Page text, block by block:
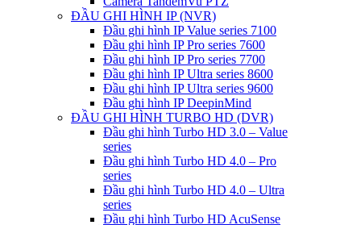
ĐẦU GHI HÌNH IP (NVR)
Đầu ghi hình IP Value series 7100
Đầu ghi hình IP Pro series 7600
Đầu ghi hình IP Pro series 7700
Đầu ghi hình IP Ultra series 8600
Đầu ghi hình IP Ultra series 9600
Đầu ghi hình IP DeepinMind
ĐẦU GHI HÌNH TURBO HD (DVR)
Đầu ghi hình Turbo HD 3.0 – Value
series
Đầu ghi hình Turbo HD 4.0 – Pro
series
Đầu ghi hình Turbo HD 4.0 – Ultra
series
Đầu ghi hình Turbo HD AcuSense